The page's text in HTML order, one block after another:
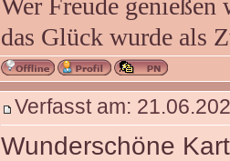
Wer Freude
das Glück wurde als
Verfasst am:
Wunderschöne